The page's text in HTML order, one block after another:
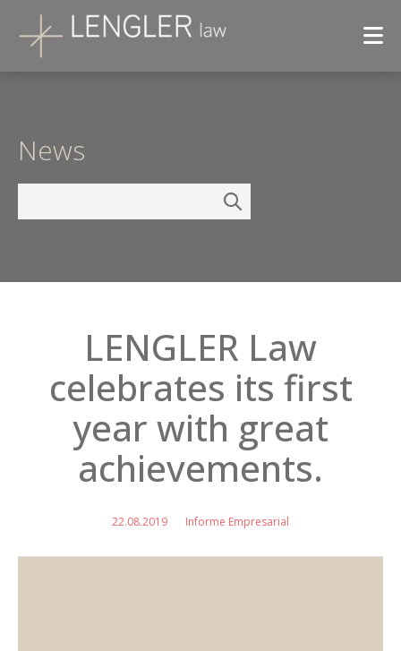
News
LENGLER Law
celebrates its first
year with great
achievements.
22.08.2019 Informe Empresarial